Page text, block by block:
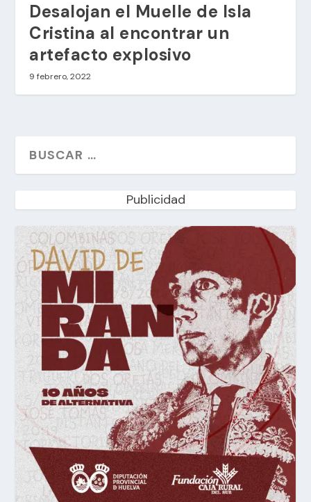
Desalojan el Muelle de Isla
Cristina al encontrar un
artefacto explosivo
9 febrero, 2022
Publicidad